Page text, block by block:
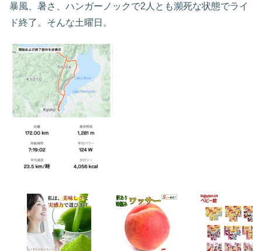
暴風、暑さ、ハンガーノックで2人とも瀕死な状態でライ
ド終了。そんな土曜日。